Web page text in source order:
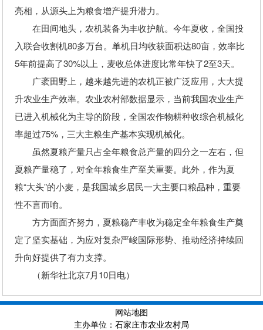
亮相，从源头上为粮食增产提升潜力。
在田间地头，农机装备为丰收护航。今年夏收，全国投
入联合收割机80多万台。单机日均收获面积达80亩，效率比
5年前提高了30%以上，麦收总体进度比常年快了2至3天。
广袤田野上，越来越先进的农机正被广泛应用，大大提
升农业生产效率。农业农村部数据显示，当前我国农业生产
已进入机械化为主导的阶段，全国农作物耕种收综合机械化
率超过75%，三大主粮生产基本实现机械化。
虽然夏粮产量只占全年粮食总产量的四分之一左右，但
夏粮产量稳了，对全年粮食生产至关重要。此外，作为夏
粮“大头”的小麦，是我国城乡居民一大主要口粮品种，重要
性不言而喻。
方方面面齐努力，夏粮稳产丰收为稳定全年粮食生产奠
定了坚实基础，为应对复杂严峻国际形势、推动经济持续回
升向好提供了有力支撑。
（新华社北京7月10日电）
网站地图
主办单位：石家庄市农业农村局